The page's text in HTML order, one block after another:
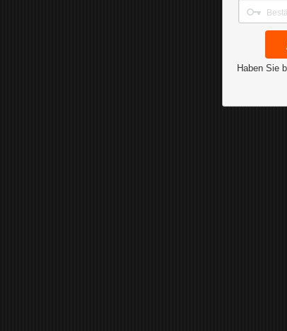
Haben Sie